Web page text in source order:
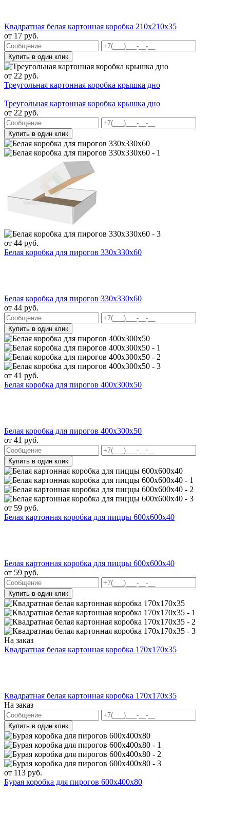
Квадратная белая картонная коробка 210х210х35
от 17 руб.
Купить в один клик
от 22 руб.
Треугольная картонная коробка крышка дно
Треугольная картонная коробка крышка дно
от 22 руб.
Купить в один клик
от 44 руб.
Белая коробка для пирогов 330x330x60
Белая коробка для пирогов 330x330x60
от 44 руб.
Купить в один клик
от 41 руб.
Белая коробка для пирогов 400x300x50
Белая коробка для пирогов 400x300x50
от 41 руб.
Купить в один клик
от 59 руб.
Белая картонная коробка для пиццы 600x600x40
Белая картонная коробка для пиццы 600x600x40
от 59 руб.
Купить в один клик
На заказ
Квадратная белая картонная коробка 170х170х35
Квадратная белая картонная коробка 170х170х35
На заказ
Купить в один клик
от 113 руб.
Бурая коробка для пирогов 600x400x80